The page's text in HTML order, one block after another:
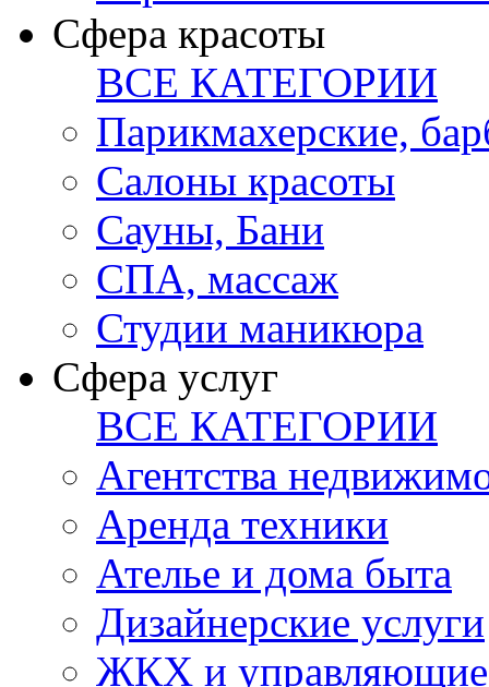
Сфера красоты
ВСЕ КАТЕГОРИИ
Парикмахерские,
Салоны красоты
Сауны, Бани
СПА, массаж
Студии маникюра
Сфера услуг
ВСЕ КАТЕГОРИИ
Агентства
Аренда техники
Ателье и дома быта
Дизайнерские услуги
ЖКХ и управляющие